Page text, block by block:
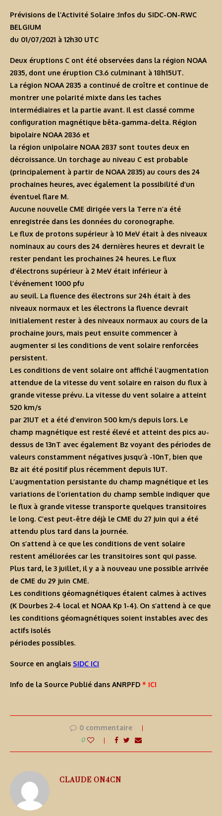
Prévisions de l’Activité Solaire :Infos du SIDC-ON-RWC
BELGIUM
du 01/07/2021 à 12h30 UTC
Deux éruptions C ont été observées dans la région NOAA
2835, dont une éruption C3.6 culminant à 18h15UT.
La région NOAA 2835 a continué de croître et continue de
montrer une polarité mixte dans les taches
intermédiaires et la partie avant. Il est classé comme
configuration magnétique bêta-gamma-delta. Région
bipolaire NOAA 2836 et
la région unipolaire NOAA 2837 sont toutes deux en
décroissance. Un torchage au niveau C est probable
(principalement à partir de NOAA 2835) au cours des 24
prochaines heures, avec également la possibilité d’un
éventuel flare M.
Aucune nouvelle CME dirigée vers la Terre n’a été
enregistrée dans les données du coronographe.
Le flux de protons supérieur à 10 MeV était à des niveaux
nominaux au cours des 24 dernières heures et devrait le
rester pendant les prochaines 24 heures. Le flux
d’électrons supérieur à 2 MeV était inférieur à
l’événement 1000 pfu
au seuil. La fluence des électrons sur 24h était à des
niveaux normaux et les électrons la fluence devrait
initialement rester à des niveaux normaux au cours de la
prochaine jours, mais peut ensuite commencer à
augmenter si les conditions de vent solaire renforcées
persistent.
Les conditions de vent solaire ont affiché l’augmentation
attendue de la vitesse du vent solaire en raison du flux à
grande vitesse prévu. La vitesse du vent solaire a atteint
520 km/s
par 21UT et a été d’environ 500 km/s depuis lors. Le
champ magnétique est resté élevé et atteint des pics au-
dessus de 13nT avec également Bz voyant des périodes de
valeurs constamment négatives jusqu’à -10nT, bien que
Bz ait été positif plus récemment depuis 1UT.
L’augmentation persistante du champ magnétique et les
variations de l’orientation du champ semble indiquer que
le flux à grande vitesse transporte quelques transitoires
le long. C’est peut-être déjà le CME du 27 juin qui a été
attendu plus tard dans la journée.
On s’attend à ce que les conditions de vent solaire
restent améliorées car les transitoires sont qui passe.
Plus tard, le 3 juillet, il y a à nouveau une possible arrivée
de CME du 29 juin CME.
Les conditions géomagnétiques étaient calmes à actives
(K Dourbes 2-4 local et NOAA Kp 1-4). On s’attend à ce que
les conditions géomagnétiques soient instables avec des
actifs isolés
périodes possibles.
Source en anglais SIDC ICI
Info de la Source Publié dans ANRPFD * ICI
0 commentaire
0
CLAUDE ON4CN